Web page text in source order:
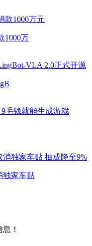
1000万
独家车贴
！